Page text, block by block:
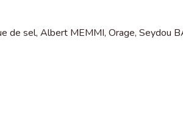
de sel, Albert MEMMI, Orage, Seydou